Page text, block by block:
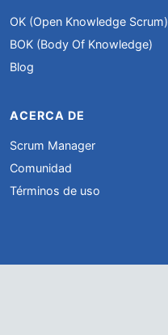
OK (Open Knowledge Scrum)
BOK (Body Of Knowledge)
Blog
ACERCA DE
Scrum Manager
Comunidad
Términos de uso